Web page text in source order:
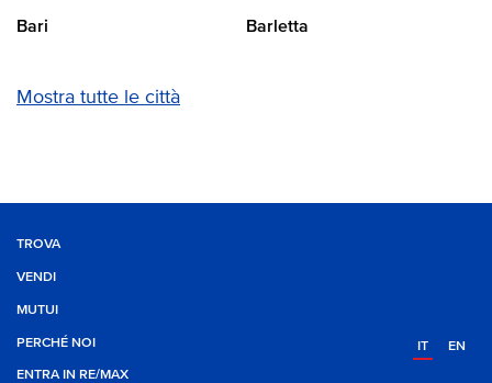
Bari Barletta
Mostra tutte le città
TROVA
VENDI
MUTUI
PERCHÉ NOI
ENTRA IN RE/MAX
IT EN